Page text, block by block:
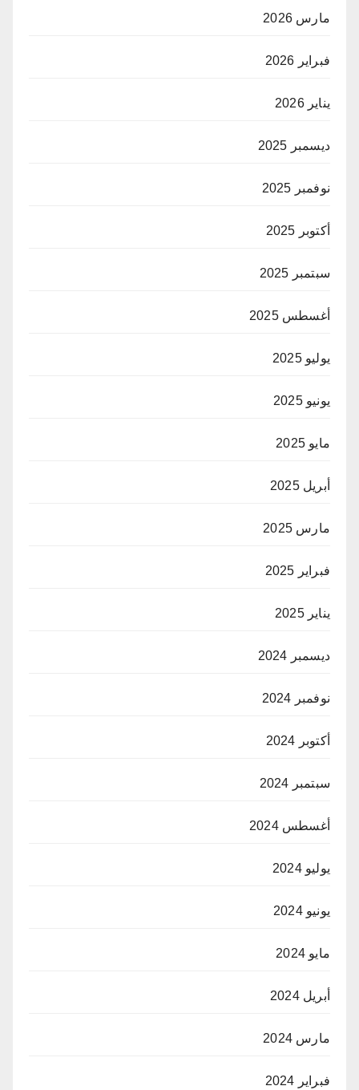
مارس 2026
فبراير 2026
يناير 2026
ديسمبر 2025
نوفمبر 2025
أكتوبر 2025
سبتمبر 2025
أغسطس 2025
يوليو 2025
يونيو 2025
مايو 2025
أبريل 2025
مارس 2025
فبراير 2025
يناير 2025
ديسمبر 2024
نوفمبر 2024
أكتوبر 2024
سبتمبر 2024
أغسطس 2024
يوليو 2024
يونيو 2024
مايو 2024
أبريل 2024
مارس 2024
فبراير 2024